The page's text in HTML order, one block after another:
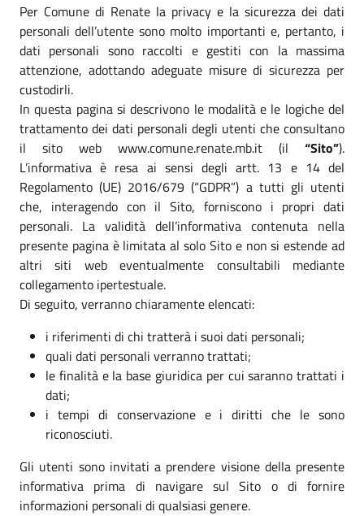
Per Comune di Renate la privacy e la sicurezza dei dati
personali dell’utente sono molto importanti e, pertanto, i
dati personali sono raccolti e gestiti con la massima
attenzione, adottando adeguate misure di sicurezza per
custodirli.
In questa pagina si descrivono le modalità e le logiche del
trattamento dei dati personali degli utenti che consultano
il sito web www.comune.renate.mb.it (il “Sito”).
L’informativa è resa ai sensi degli artt. 13 e 14 del
Regolamento (UE) 2016/679 (“GDPR”) a tutti gli utenti
che, interagendo con il Sito, forniscono i propri dati
personali. La validità dell’informativa contenuta nella
presente pagina è limitata al solo Sito e non si estende ad
altri siti web eventualmente consultabili mediante
collegamento ipertestuale.
Di seguito, verranno chiaramente elencati:
i riferimenti di chi tratterà i suoi dati personali;
quali dati personali verranno trattati;
le finalità e la base giuridica per cui saranno trattati i
dati;
i tempi di conservazione e i diritti che le sono
riconosciuti.
Gli utenti sono invitati a prendere visione della presente
informativa prima di navigare sul Sito o di fornire
informazioni personali di qualsiasi genere.